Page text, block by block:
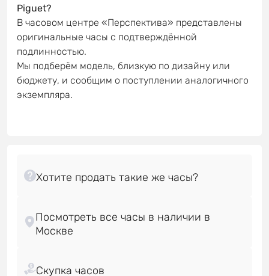
Piguet?
В часовом центре «Перспектива» представлены
оригинальные часы с подтверждённой
подлинностью.
Мы подберём модель, близкую по дизайну или
бюджету, и сообщим о поступлении аналогичного
экземпляра.
Посмотреть все часы в наличии в